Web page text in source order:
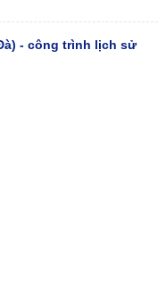
- công trình lịch sử